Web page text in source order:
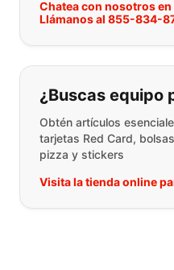
Chatea con nosotros en
Llámanos al 855-834-
¿Buscas equipo
Obtén artículos
tarjetas Red Card,
pizza y stickers
Visita la tienda online